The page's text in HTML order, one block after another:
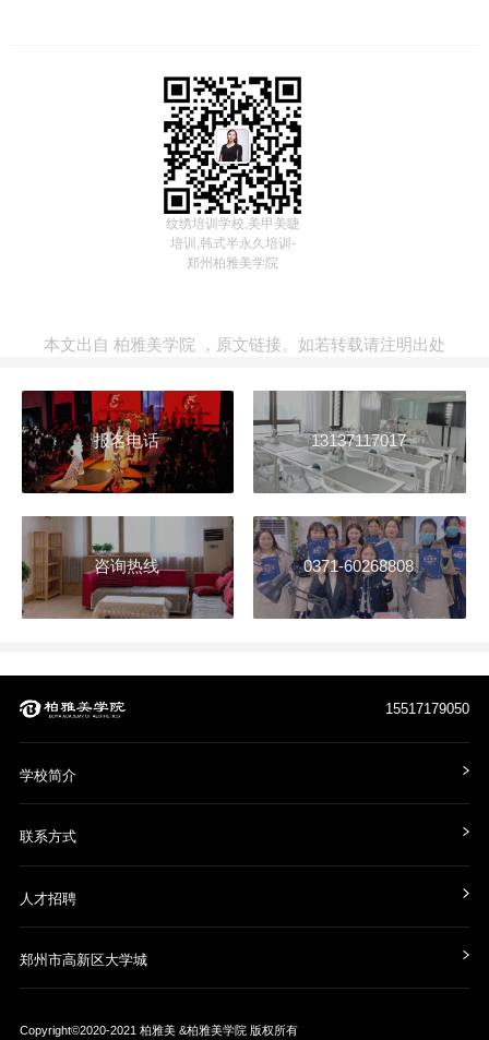
纹绣培训学校,美甲美睫
培训,韩式半永久培训-
郑州柏雅美学院
本文出自 柏雅美学院 ， 原文链接。如若转载请注明出处
报名电话 13137117017
咨询热线 0371-60268808
15517179050
学校简介
联系方式
人才招聘
郑州市高新区大学城
Copyright©2020-2021 柏雅美 &柏雅美学院 版权所有